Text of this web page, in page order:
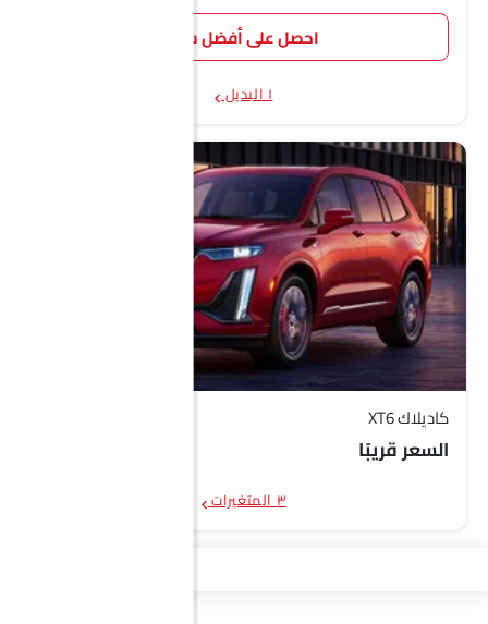
احصل على أفضل سعر
١ البديل
كاديلاك XT6
السعر قريبًا
٣ المتغيرات